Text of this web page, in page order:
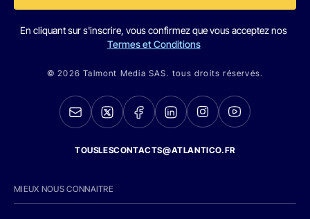
En cliquant sur s'inscrire, vous confirmez que vous acceptez nos
Termes et Conditions
© 2026 Talmont Media SAS. tous droits réservés.
TOUSLESCONTACTS@ATLANTICO.FR
MIEUX NOUS CONNAITRE